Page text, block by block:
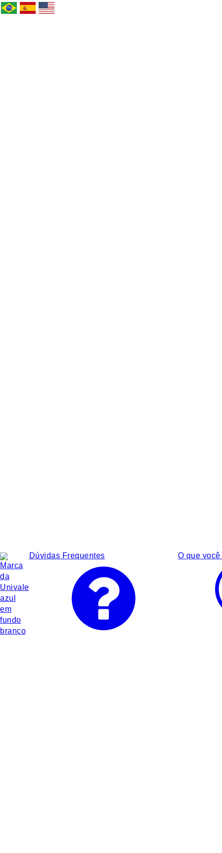
Dúvidas Frequentes O que